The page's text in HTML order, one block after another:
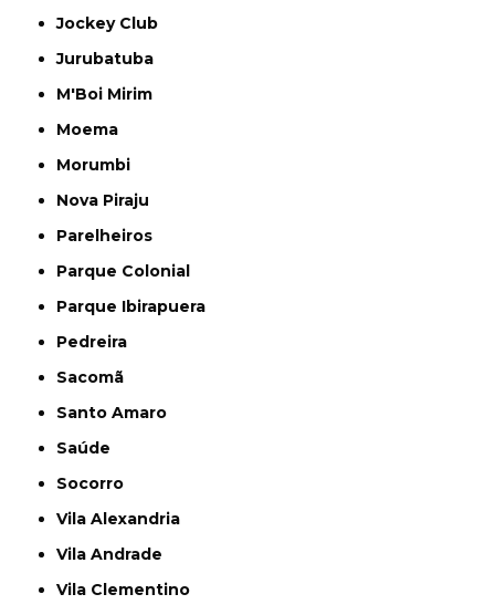
Jockey Club
Jurubatuba
M'Boi Mirim
Moema
Morumbi
Nova Piraju
Parelheiros
Parque Colonial
Parque Ibirapuera
Pedreira
Sacomã
Santo Amaro
Saúde
Socorro
Vila Alexandria
Vila Andrade
Vila Clementino